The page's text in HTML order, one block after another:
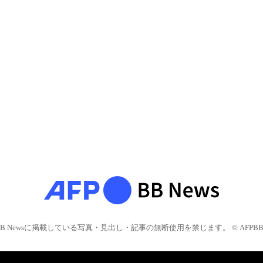
Newsに掲載している写真・見出し・記事の無断使用を禁じます。 © AFPBB